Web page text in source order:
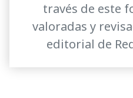
través de este
valoradas y
editorial de